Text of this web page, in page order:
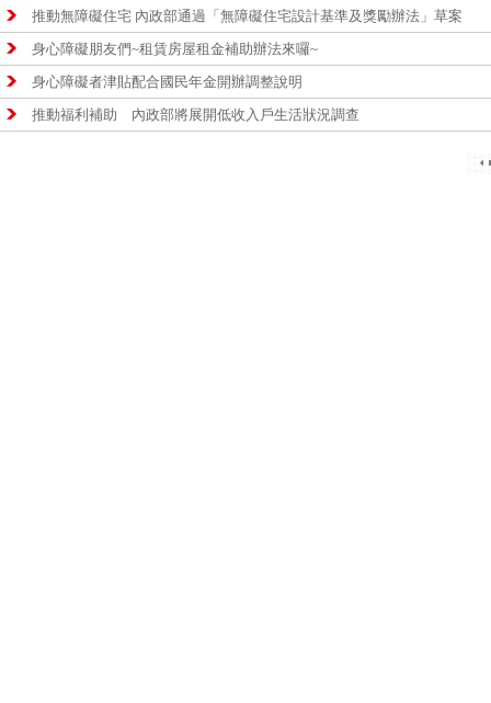
推動無障礙住宅 內政部通過「無障礙住宅設計基準及獎勵辦法」草案
身心障礙朋友們~租賃房屋租金補助辦法來囉~
身心障礙者津貼配合國民年金開辦調整說明
推動福利補助 內政部將展開低收入戶生活狀況調查